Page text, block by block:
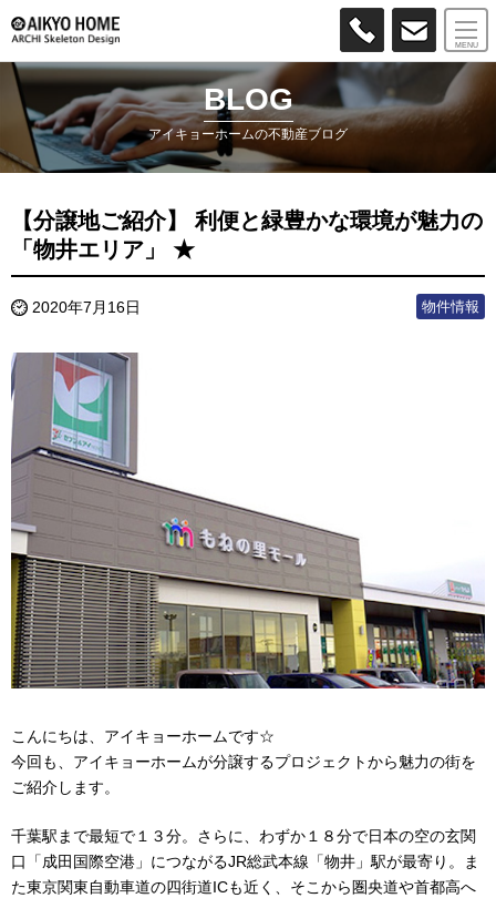
BLOG
アイキョーホームの不動産ブログ
【分譲地ご紹介】 利便と緑豊かな環境が魅力の
「物井エリア」 ★
2020年7月16日 物件情報
こんにちは、アイキョーホームです☆
今回も、アイキョーホームが分譲するプロジェクトから魅力の街を
ご紹介します。
千葉駅まで最短で１３分。さらに、わずか１８分で日本の空の玄関
口「成田国際空港」につながるJR総武本線「物井」駅が最寄り。ま
た東京関東自動車道の四街道ICも近く、そこから圏央道や首都高へ
MENU